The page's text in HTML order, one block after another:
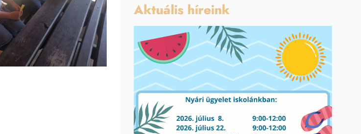
Aktuális híreink